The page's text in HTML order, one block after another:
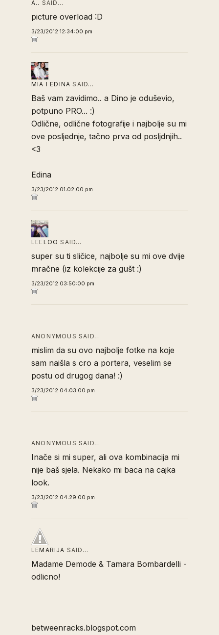
A.. SAID…
picture overload :D
3/23/2012 12:34:00 pm
MIA I EDINA SAID…
Baš vam zavidimo.. a Dino je oduševio,
potpuno PRO... :)
Odlične, odlične fotografije i najbolje su mi
ove posljednje, tačno prva od posljdnjih..
<3
Edina
3/23/2012 01:02:00 pm
LEELOO SAID…
super su ti sličice, najbolje su mi ove dvije
mračne (iz kolekcije za gušt :)
3/23/2012 03:50:00 pm
ANONYMOUS SAID…
mislim da su ovo najbolje fotke na koje
sam naišla s cro a portera, veselim se
postu od drugog dana! :)
3/23/2012 04:03:00 pm
ANONYMOUS SAID…
Inače si mi super, ali ova kombinacija mi
nije baš sjela. Nekako mi baca na cajka
look.
3/23/2012 04:29:00 pm
LEMARIJA SAID…
Madame Demode & Tamara Bombardelli -
odlicno!
betweenracks.blogspot.com